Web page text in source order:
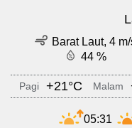
Barat Laut, 4
44 %
Pagi +21°C Malam
05:31